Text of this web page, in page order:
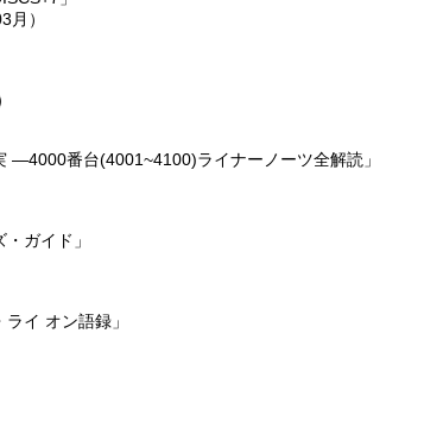
）
―4000番台(4001~4100)ライナーノーツ全解読」
ガイド」
イ オン語録」